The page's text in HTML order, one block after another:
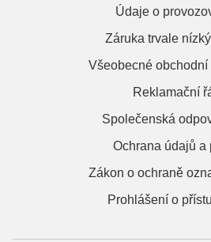
Údaje o
Záruka trvale
Všeobecné obchodní
Reklamační
Společenská
Ochrana údajů a
Zákon o ochraně
Prohlášení o